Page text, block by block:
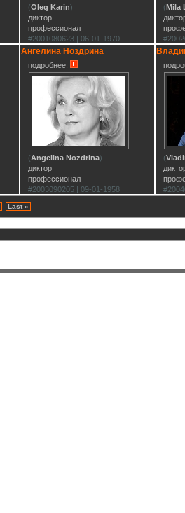
(Oleg Karin)
диктор
профессионал
#2001080623 | 06-01-1970
(Mila
Ангелина Ноздрина
подробнее:
(Angelina Nozdrina)
диктор
профессионал
#2003090205 | 09-01-1958
(
Last »